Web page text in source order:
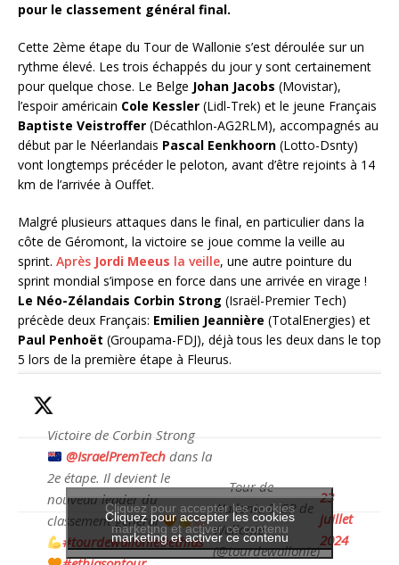
pour le classement général final.
Cette 2ème étape du Tour de Wallonie s’est déroulée sur un
rythme élevé. Les trois échappés du jour y sont certainement
pour quelque chose. Le Belge Johan Jacobs (Movistar),
l’espoir américain Cole Kessler (Lidl-Trek) et le jeune Français
Baptiste Veistroffer (Décathlon-AG2RLM), accompagnés au
début par le Néerlandais Pascal Eenkhoorn (Lotto-Dsnty)
vont longtemps précéder le peloton, avant d’être rejoints à 14
km de l’arrivée à Ouffet.
Malgré plusieurs attaques dans le final, en particulier dans la
côte de Géromont, la victoire se joue comme la veille au
sprint. Après Jordi Meeus la veille, une autre pointure du
sprint mondial s’impose en force dans une arrivée en virage !
Le Néo-Zélandais Corbin Strong (Israël-Premier Tech)
précède deux Français: Emilien Jeannière (TotalEnergies) et
Paul Penhoët (Groupama-FDJ), déjà tous les deux dans le top
5 lors de la première étape à Fleurus.
Victoire de Corbin Strong
@IsraelPremTechdans la
2e étape. Il devient le
nouveau leader du
classement général
#tourdewallonie#ethias
— Tour de
Wallonie & GP de
Wallonie
(@tourdewallonie)
23
juillet
2024
Cliquez pour accepter les cookies
marketing et activer ce contenu
Cliquez pour accepter les cookies
marketing et activer ce contenu